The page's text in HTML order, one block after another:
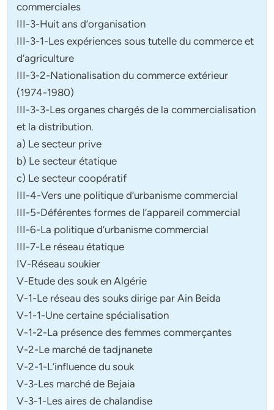
commerciales
III-3-Huit ans d’organisation
III-3-1-Les expériences sous tutelle du commerce et
d’agriculture
III-3-2-Nationalisation du commerce extérieur
(1974-1980)
III-3-3-Les organes chargés de la commercialisation
et la distribution.
a) Le secteur prive
b) Le secteur étatique
c) Le secteur coopératif
III-4-Vers une politique d’urbanisme commercial
III-5-Déférentes formes de l’appareil commercial
III-6-La politique d’urbanisme commercial
III-7-Le réseau étatique
IV-Réseau soukier
V-Etude des souk en Algérie
V-1-Le réseau des souks dirige par Ain Beida
V-1-1-Une certaine spécialisation
V-1-2-La présence des femmes commerçantes
V-2-Le marché de tadjnanete
V-2-1-L’influence du souk
V-3-Les marché de Bejaia
V-3-1-Les aires de chalandise